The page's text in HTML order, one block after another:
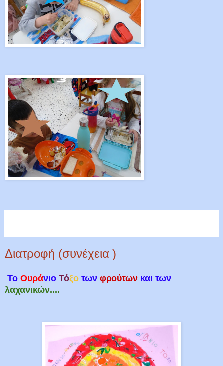
Διατροφή (συνέχεια )
Το Ουράνιο Τόξο των φρούτων και των
λαχανικών....